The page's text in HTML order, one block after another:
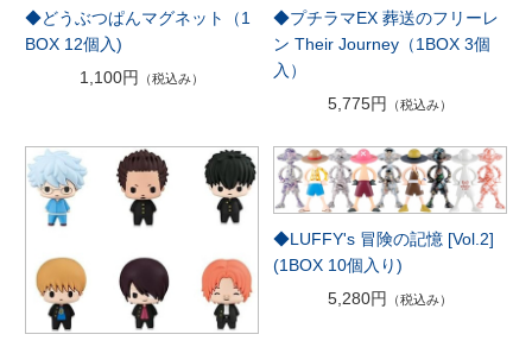
◆どうぶつぱんマグネット（1
BOX 12個入)
1,100円
（税込み）
◆プチラマEX 葬送のフリーレ
ン Their Journey（1BOX 3個
入）
5,775円
（税込み）
◆LUFFY's 冒険の記憶 [Vol.2]
(1BOX 10個入り)
5,280円
（税込み）